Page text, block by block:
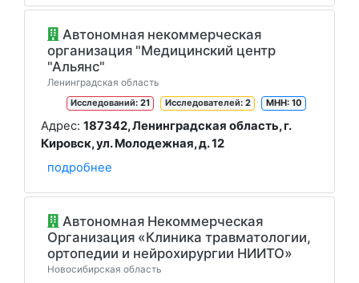
Автономная некоммерческая
организация "Медицинский центр
"Альянс"
Ленинградская область
МНН: 10
Исследователей: 2
Исследований: 21
Адрес: 187342, Ленинградская область, г.
Кировск, ул. Молодежная, д. 12
подробнее
Автономная Некоммерческая
Организация «Клиника травматологии,
ортопедии и нейрохирургии НИИТО»
Новосибирская область